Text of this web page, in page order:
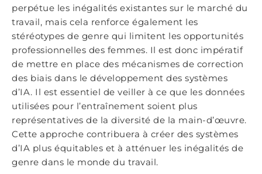
perpétue les inégalités existantes sur le marché du
travail, mais cela renforce également les
stéréotypes de genre qui limitent les opportunités
professionnelles des femmes. Il est donc impératif
de mettre en place des mécanismes de correction
des biais dans le développement des systèmes
d’IA. Il est essentiel de veiller à ce que les données
utilisées pour l’entraînement soient plus
représentatives de la diversité de la main-d’œuvre.
Cette approche contribuera à créer des systèmes
d’IA plus équitables et à atténuer les inégalités de
genre dans le monde du travail.